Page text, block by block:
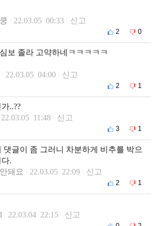
22.03.05 00:33 신고
2 0
보 졸라 고약하네ㅋㅋㅋㅋㅋ
22.03.05 04:00 신고
2 1
..??
22.03.05 11:48 신고
3 1
댓글이 좀 그러니 차분하게 비추를 박으
.
돼요
22.03.05 22:09 신고
2 1
22.03.04 22:15 신고